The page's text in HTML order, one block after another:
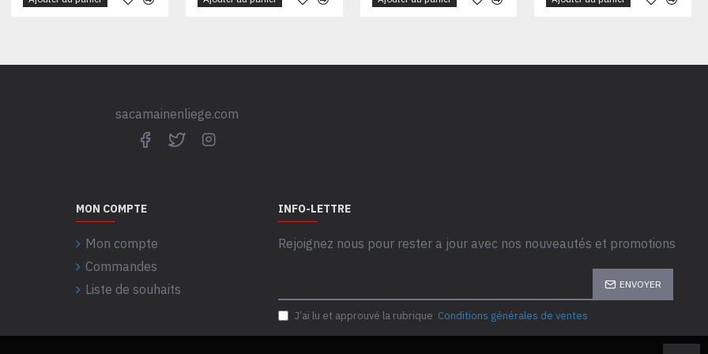
sacamainenliege.com
MON COMPTE
Mon compte
Commandes
Liste de souhaits
INFO-LETTRE
Rejoignez nous pour rester a jour avec nos nouveautés et promotions
ENVOYER
J’ai lu et approuvé la rubrique Conditions générales de ventes